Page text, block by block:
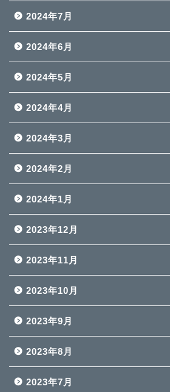
2024年7月
2024年6月
2024年5月
2024年4月
2024年3月
2024年2月
2024年1月
2023年12月
2023年11月
2023年10月
2023年9月
2023年8月
2023年7月